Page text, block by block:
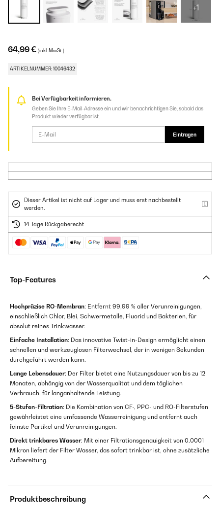
+1
64,99 € (inkl. MwSt.)
ARTIKELNUMMER: 10046432
Bei Verfügbarkeit informieren.
Geben Sie Ihre E-Mail-Adresse ein und wir benachrichtigen Sie, sobald das
Produkt wieder verfügbar ist.
Eintragen
Dieser Artikel ist nicht auf Lager und muss erst nachbestellt
werden.
14 Tage Rückgaberecht
Top-Features
Hochpräzise RO-Membran: Entfernt 99,99 % aller Verunreinigungen,
einschließlich Chlor, Blei, Schwermetalle, Fluorid und Bakterien, für
absolut reines Trinkwasser.
Einfache Installation: Das innovative Twist-in-Design ermöglicht einen
schnellen und werkzeuglosen Filterwechsel, der in wenigen Sekunden
durchgeführt werden kann.
Lange Lebensdauer: Der Filter bietet eine Nutzungsdauer von bis zu 12
Monaten, abhängig von der Wasserqualität und dem täglichen
Verbrauch, für langanhaltende Leistung.
5-Stufen-Filtration: Die Kombination von CF-, PPC- und RO-Filterstufen
gewährleistet eine umfassende Wasserreinigung und entfernt auch
feinste Partikel und Verunreinigungen.
Direkt trinkbares Wasser: Mit einer Filtrationsgenauigkeit von 0.0001
Mikron liefert der Filter Wasser, das sofort trinkbar ist, ohne zusätzliche
Aufbereitung.
Produktbeschreibung